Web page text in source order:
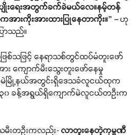
ပျိုးရေးအတွက်ခက်ခဲမယ်လေ။နမ့်တန်
အားကိုးအားထားပြုနေတာကိုး။” – ဟု
ာသည်။
ြစ်သဖြင့် နေရာသစ်တွင်ထပ်မံတူးဖော်
ကျောက်မီးသွေးတူးဖော်နေမှု
က်မဲမြို့နယ်အတွင်းရှိဒေသခံလူငယ်ထုက
၀ ခန့်အရွယ်ရှိကျောက်မဲလူငယ်တဦးက
မီးတဦးကလည်း- လာတူးနေတဲ့ကုမ္မဏီ